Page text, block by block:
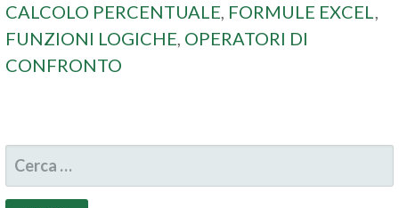
CALCOLO PERCENTUALE, FORMULE EXCEL,
FUNZIONI LOGICHE, OPERATORI DI
CONFRONTO
RICERCA
PER: